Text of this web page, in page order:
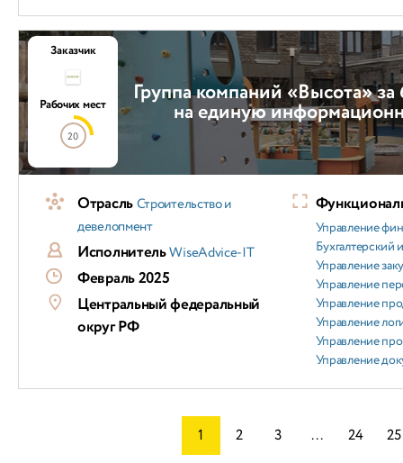
Группа компаний «Высота»
на единую
Заказчик
Рабочих мест
20
ОтрасльСтроительство и
девелопмент
ИсполнительWiseAdvice-IT
Февраль 2025
Центральный федеральный
округ РФ
Управление
Бухгалтерский
Управление
Управление
Управление
Управление
Управление
Управление
1 2 3 ... 24 25